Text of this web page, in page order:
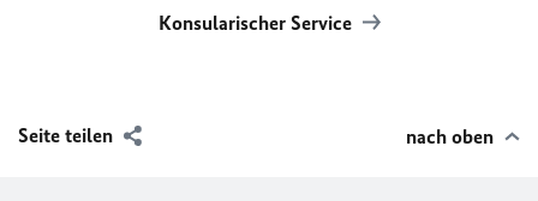
Konsularischer Service
Seite teilen nach oben